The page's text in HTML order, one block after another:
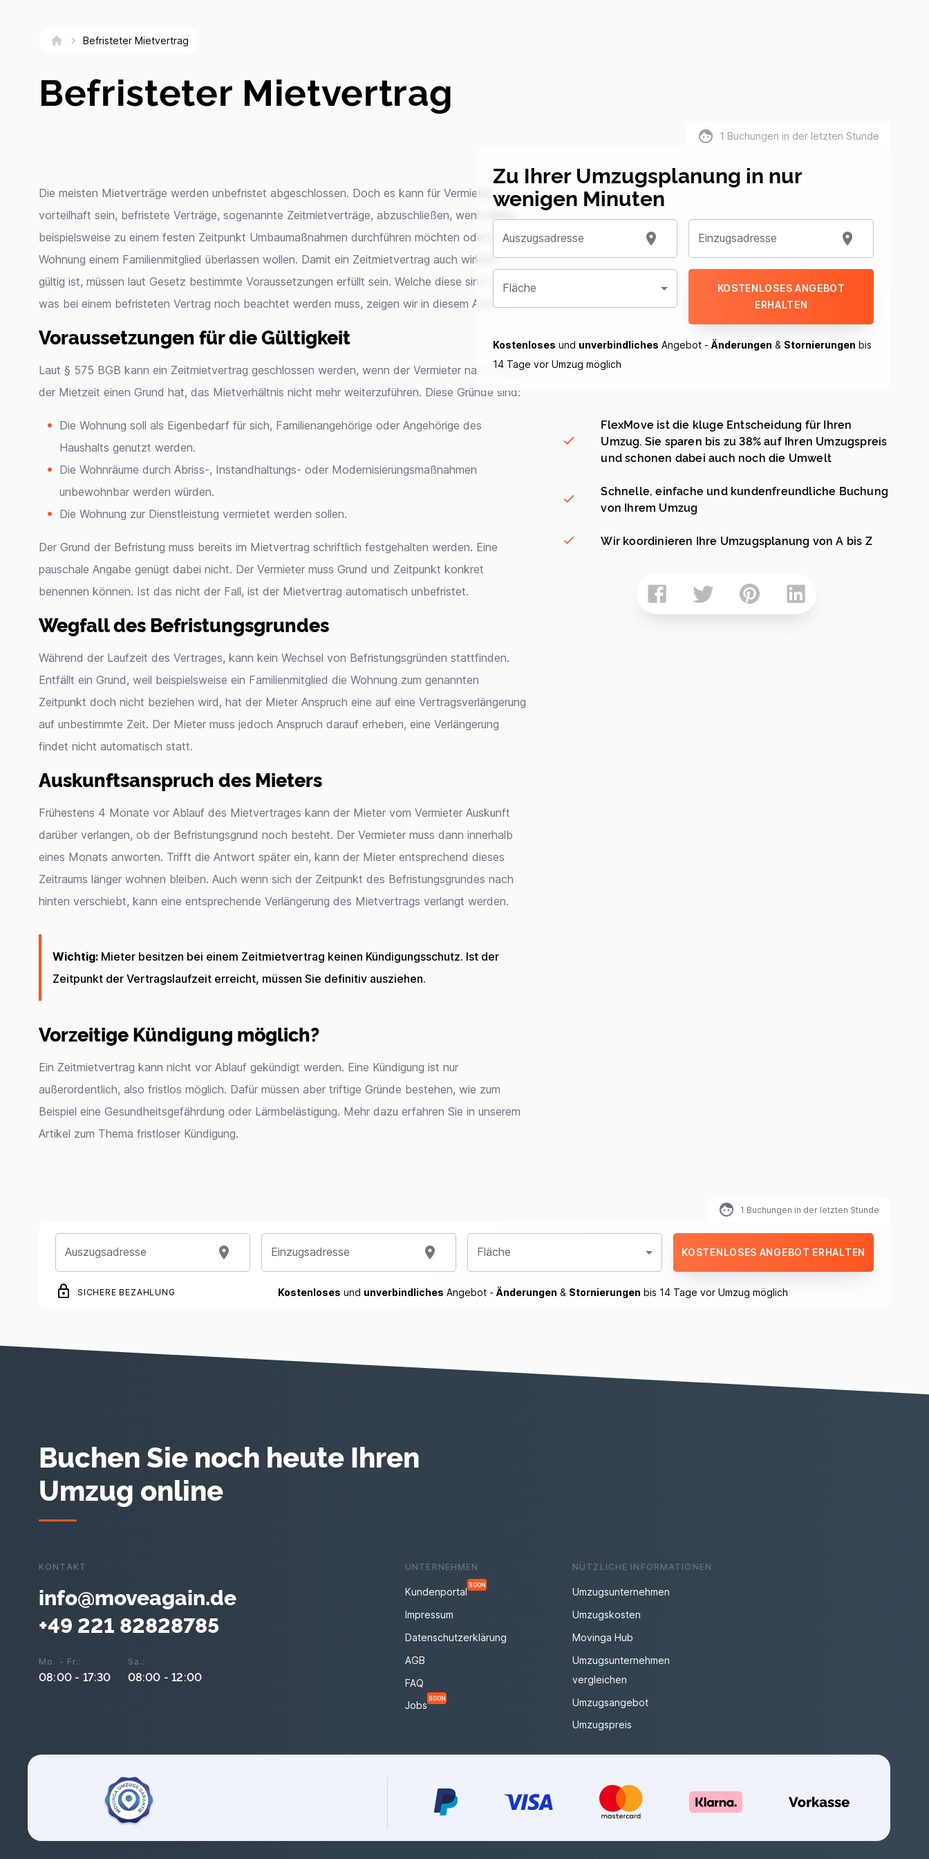
Befristeter Mietvertrag
Befristeter Mietvertrag
Die meisten Mietverträge werden unbefristet abgeschlossen. Doch es kann für Vermieter
vorteilhaft sein, befristete Verträge, sogenannte Zeitmietverträge, abzuschließen, wenn diese
beispielsweise zu einem festen Zeitpunkt Umbaumaßnahmen durchführen möchten oder die
Wohnung einem Familienmitglied überlassen wollen. Damit ein Zeitmietvertrag auch wirklich
gültig ist, müssen laut Gesetz bestimmte Voraussetzungen erfüllt sein. Welche diese sind und
was bei einem befristeten Vertrag noch beachtet werden muss, zeigen wir in diesem Artikel.
Voraussetzungen für die Gültigkeit
Laut § 575 BGB kann ein Zeitmietvertrag geschlossen werden, wenn der Vermieter nach Ablauf
der Mietzeit einen Grund hat, das Mietverhältnis nicht mehr weiterzuführen. Diese Gründe sind:
Die Wohnung soll als Eigenbedarf für sich, Familienangehörige oder Angehörige des
Haushalts genutzt werden.
Die Wohnräume durch Abriss-, Instandhaltungs- oder Modernisierungsmaßnahmen
unbewohnbar werden würden.
Die Wohnung zur Dienstleistung vermietet werden sollen.
Der Grund der Befristung muss bereits im Mietvertrag schriftlich festgehalten werden. Eine
pauschale Angabe genügt dabei nicht. Der Vermieter muss Grund und Zeitpunkt konkret
benennen können. Ist das nicht der Fall, ist der Mietvertrag automatisch unbefristet.
Wegfall des Befristungsgrundes
Während der Laufzeit des Vertrages, kann kein Wechsel von Befristungsgründen stattfinden.
Entfällt ein Grund, weil beispielsweise ein Familienmitglied die Wohnung zum genannten
Zeitpunkt doch nicht beziehen wird, hat der Mieter Anspruch eine auf eine Vertragsverlängerung
auf unbestimmte Zeit. Der Mieter muss jedoch Anspruch darauf erheben, eine Verlängerung
findet nicht automatisch statt.
Auskunftsanspruch des Mieters
Frühestens 4 Monate vor Ablauf des Mietvertrages kann der Mieter vom Vermieter Auskunft
darüber verlangen, ob der Befristungsgrund noch besteht. Der Vermieter muss dann innerhalb
eines Monats anworten. Trifft die Antwort später ein, kann der Mieter entsprechend dieses
Zeitraums länger wohnen bleiben. Auch wenn sich der Zeitpunkt des Befristungsgrundes nach
hinten verschiebt, kann eine entsprechende Verlängerung des Mietvertrags verlangt werden.
Wichtig: Mieter besitzen bei einem Zeitmietvertrag keinen Kündigungsschutz. Ist der
Zeitpunkt der Vertragslaufzeit erreicht, müssen Sie definitiv ausziehen.
Vorzeitige Kündigung möglich?
Ein Zeitmietvertrag kann nicht vor Ablauf gekündigt werden. Eine Kündigung ist nur
außerordentlich, also fristlos möglich. Dafür müssen aber triftige Gründe bestehen, wie zum
Beispiel eine Gesundheitsgefährdung oder Lärmbelästigung. Mehr dazu erfahren Sie in unserem
Artikel zum Thema fristloser Kündigung.
1 Buchungen in der letzten Stunde
Zu Ihrer Umzugsplanung in nur
wenigen Minuten
Auszugsadresse Einzugsadresse
Fläche
KOSTENLOSES ANGEBOT
ERHALTEN
Kostenloses und unverbindliches Angebot - Änderungen & Stornierungen bis
14 Tage vor Umzug möglich
FlexMove ist die kluge Entscheidung für Ihren
Umzug. Sie sparen bis zu 38% auf Ihren Umzugspreis
und schonen dabei auch noch die Umwelt
Schnelle, einfache und kundenfreundliche Buchung
von Ihrem Umzug
Wir koordinieren Ihre Umzugsplanung von A bis Z
1 Buchungen in der letzten Stunde
Auszugsadresse Einzugsadresse Fläche KOSTENLOSES ANGEBOT ERHALTEN
SICHERE BEZAHLUNG Kostenloses und unverbindliches Angebot - Änderungen & Stornierungen bis 14 Tage vor Umzug möglich
Buchen Sie noch heute Ihren
Umzug online
KONTAKT
info@moveagain.de
+49 221 82828785
Mo. - Fr.:
08:00 - 17:30
Sa.:
08:00 - 12:00
UNTERNEHMEN
Kundenportal
SOON
Impressum
Datenschutzerklärung
AGB
FAQ
Jobs
SOON
NÜTZLICHE INFORMATIONEN
Umzugsunternehmen
Umzugskosten
Movinga Hub
Umzugsunternehmen
vergleichen
Umzugsangebot
Umzugspreis